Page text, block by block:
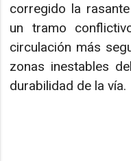
corregido la
un tramo
circulación más
zonas inestables
durabilidad de la vía.